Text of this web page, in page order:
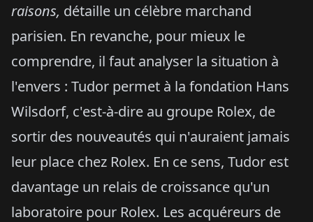
raisons, détaille un célèbre marchand
parisien. En revanche, pour mieux le
comprendre, il faut analyser la situation à
l'envers : Tudor permet à la fondation Hans
Wilsdorf, c'est-à-dire au groupe Rolex, de
sortir des nouveautés qui n'auraient jamais
leur place chez Rolex. En ce sens, Tudor est
davantage un relais de croissance qu'un
laboratoire pour Rolex. Les acquéreurs de